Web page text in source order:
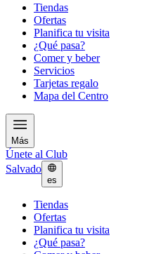
Tiendas
Ofertas
Planifica tu visita
¿Qué pasa?
Comer y beber
Servicios
Tarjetas regalo
Mapa del Centro
Más
Únete al Club
Salvado
es
Tiendas
Ofertas
Planifica tu visita
¿Qué pasa?